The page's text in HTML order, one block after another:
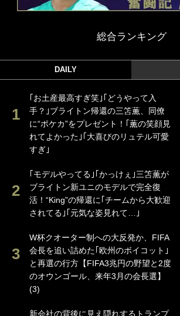
総合ランキング
DAILY
｢お土産最高すぎ笑｣｢どうやって入
手？｣ブライトン帰還の三笘薫、同僚
に“ポケカ”をプレゼント！｢薫の笑顔見
れてよかった｣｢大喜びのリュテル可愛
すぎ｣
｢モデルやってる｣｢かっけぇ｣三笘薫が
ブライトン新ユニのモデルで完全復
活！“King”の帰還に｢チームから大歓迎
されてる｣｢元気な姿見れて…｣
W杯クオーター制への大反発か、FIFA
会長を追い詰めた｢欧州のボイコット｣
と再選の行方【FIFA3兆円の野望と2度
のオウンゴール、来年3月の会長選】
(3)
新会社の背後に見え隠れするトランプ